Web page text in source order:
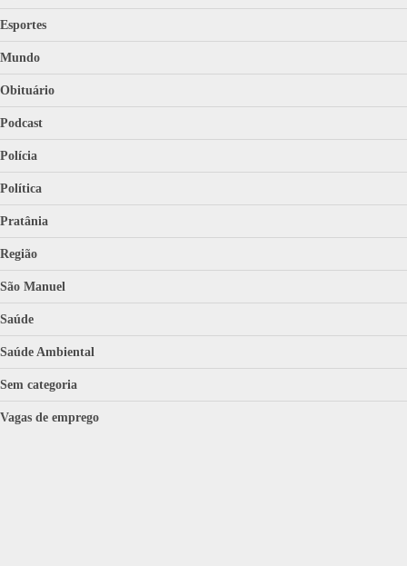
Esportes
Mundo
Obituário
Podcast
Polícia
Política
Pratânia
Região
São Manuel
Saúde
Saúde Ambiental
Sem categoria
Vagas de emprego